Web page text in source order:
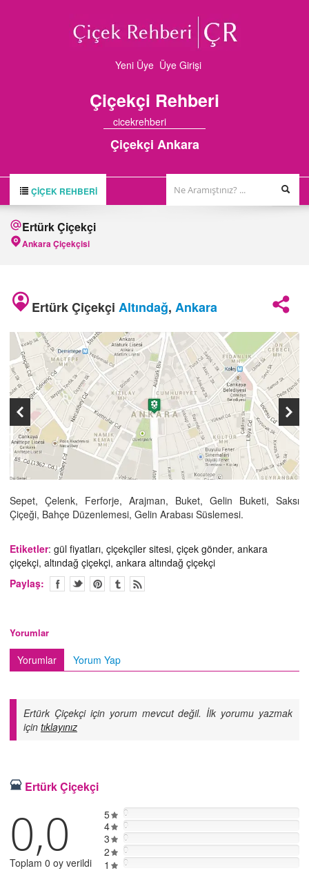
Yeni Üye Üye Girişi
Çiçekçi Rehberi
cicekrehberi
Çiçekçi Ankara
ÇIÇEK REHBERI
ÇİÇEKÇİLER
FİRMA BAŞVURUSU
Ertürk Çiçekçi
Ankara Çiçekçisi
Ertürk Çiçekçi Altındağ, Ankara
Sepet, Çelenk, Ferforje, Arajman, Buket, Gelin Buketi, Saksı
Çiçeği, Bahçe Düzenlemesi, Gelin Arabası Süslemesi.
Etiketler: gül fiyatları, çiçekçiler sitesi, çiçek gönder, ankara
çiçekçi, altındağ çiçekçi, ankara altındağ çiçekçi
Paylaş:
Yorumlar
Yorumlar Yorum Yap
Ertürk Çiçekçi için yorum mevcut değil. İlk yorumu yazmak
için tıklayınız
Ertürk Çiçekçi
0,0
Toplam 0 oy verildi
5 0
4 0
3 0
2 0
1 0